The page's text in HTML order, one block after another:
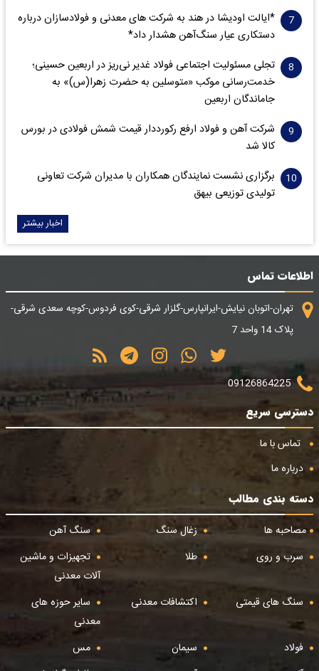
*ایالت اودیشا در هند به شرکت های معدنی و فولادسازان درباره
دستکاری عیار سنگ‌آهن هشدار داد*
تجلی مسئولیت اجتماعی فولاد غدیر نی‌ریز در اربعین حسینی؛
خدمت‌رسانی موکب «متوسلین به حضرت زهرا(س)» به
جاماندگان اربعین
شرکت آهن و فولاد ارفع رکورددار قیمت شمش فولادی در بورس
کالا شد
برگزاری نشست نمایندگان همکاران با مدیران شرکت تعاونی
تولیدی توزیعی بیهق
اخبار بیشتر
اطلاعات تماس
تهران-اتوبان نیایش-ایرانپارس-گلزار شرقی-کوی فردوس-کوچه سعدی شرقی-
پلاک 14 واحد 7
09126864225
دسترسی سریع
تماس با ما
درباره ما
دسته بندی مطالب
مصاحبه ها
زغال سنگ
سنگ آهن
سرب و روی
طلا
تجهیزات و ماشین
آلات معدنی
سنگ های قیمتی
اکتشافات معدنی
سایر حوزه های
معدنی
فولاد
سیمان
مس